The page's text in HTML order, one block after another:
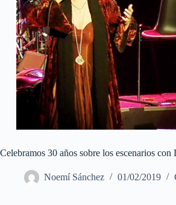
Celebramos 30 años sobre los escenarios con
Noemí Sánchez 01/02/2019